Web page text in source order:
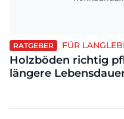
RATGEBER FÜR
Holzböden richtig
längere